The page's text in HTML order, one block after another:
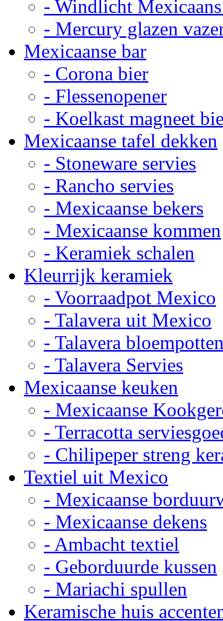
- Windlicht
- Mercury glazen
Mexicaanse bar
- Corona bier
- Flessenopener
- Koelkast magneet
Mexicaanse tafel dekken
- Stoneware servies
- Rancho servies
- Mexicaanse bekers
- Mexicaanse kommen
- Keramiek schalen
Kleurrijk keramiek
- Voorraadpot Mexico
- Talavera uit Mexico
- Talavera
- Talavera Servies
Mexicaanse keuken
- Mexicaanse
- Terracotta
- Chilipeper streng
Textiel uit Mexico
- Mexicaanse
- Mexicaanse dekens
- Ambacht textiel
- Geborduurde kussen
- Mariachi spullen
Keramische huis